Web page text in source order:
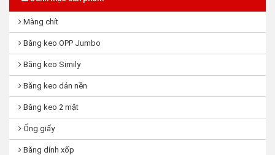
Màng chít
Băng keo OPP Jumbo
Băng keo Simily
Băng keo dán nền
Băng keo 2 mặt
Ống giấy
Băng dính xốp